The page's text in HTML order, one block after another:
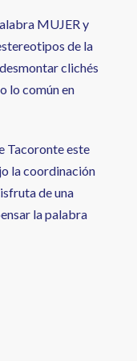
MUJER y
de la
clichés
lo común en
Tacoronte este
la coordinación
de una
la palabra